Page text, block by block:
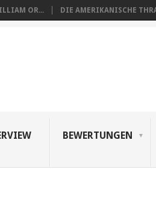
OR... DIE AMERIKANISCHE
BEWERTUNGEN